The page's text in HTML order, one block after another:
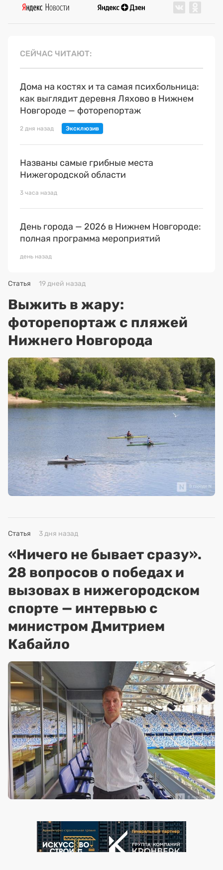
СЕЙЧАС ЧИТАЮТ
Дома на костях и та самая психбольница:
как выглядит деревня Ляхово в Нижнем
Новгороде — фоторепортаж
2 дня назад
Названы самые грибные места
Нижегородской области
3 часа назад
День города — 2026 в Нижнем Новгороде:
полная программа мероприятий
день назад
Статья 19 дней назад
Выжить в жару:
фоторепортаж с пляжей
Нижнего Новгорода
Статья 3 дня назад
«Ничего не бывает сразу».
28 вопросов о победах и
вызовах в нижегородском
спорте — интервью с
министром Дмитрием
Кабайло